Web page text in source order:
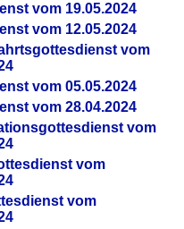
vom 19.05.2024
vom 12.05.2024
vom
vom 05.05.2024
vom 28.04.2024
vom
vom
vom